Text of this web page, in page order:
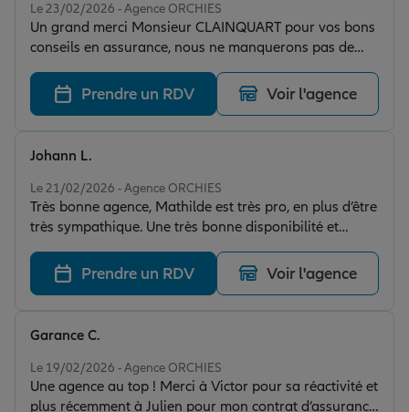
Le 23/02/2026 - Agence ORCHIES
Un grand merci Monsieur CLAINQUART pour vos bons
conseils en assurance, nous ne manquerons pas de
revenir vers vous. Encore Merci pour votre accueil et
votre professionnalisme.
Prendre un RDV Voir l'agence
Le 21/02/2026 - Agence ORCHIES
Très bonne agence, Mathilde est très pro, en plus d’être
très sympathique. Une très bonne disponibilité et
réactivité au global. Merci
Johann L.
Prendre un RDV Voir l'agence
Le 19/02/2026 - Agence ORCHIES
Une agence au top ! Merci à Victor pour sa réactivité et
plus récemment à Julien pour mon contrat d’assurance
Garance C.